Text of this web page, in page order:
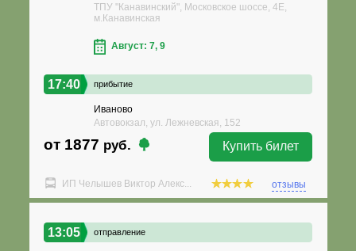
ТПУ "Канавинский", Московское шоссе, 4Е,
м.Канавинская
Август: 7, 9
17:40 прибытие
Иваново
Автовокзал, ул. Лежневская, 152
от 1877 руб. Купить билет
ИП Челышев Виктор Алекс... отзывы
13:05 отправление